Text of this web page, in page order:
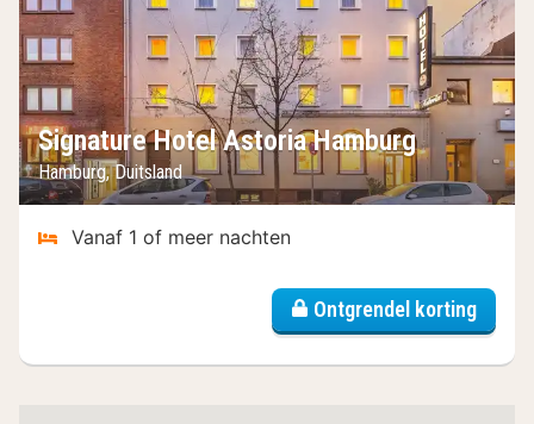
Signature Hotel Astoria Hamburg
Hamburg, Duitsland
Vanaf 1 of meer nachten
Ontgrendel korting